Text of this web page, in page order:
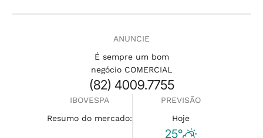
ANUNCIE
É sempre um bom
negócio COMERCIAL
(82) 4009.7755
IBOVESPA
Resumo do mercado:
PREVISÃO
Hoje
25°